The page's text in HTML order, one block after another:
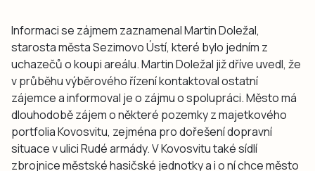
Informaci se zájmem zaznamenal Martin Doležal,
starosta města Sezimovo Ústí, které bylo jedním z
uchazečů o koupi areálu. Martin Doležal již dříve uvedl, že
v průběhu výběrového řízení kontaktoval ostatní
zájemce a informoval je o zájmu o spolupráci. Město má
dlouhodobě zájem o některé pozemky z majetkového
portfolia Kovosvitu, zejména pro dořešení dopravní
situace v ulici Rudé armády. V Kovosvitu také sídlí
zbrojnice městské hasičské jednotky a i o ní chce město